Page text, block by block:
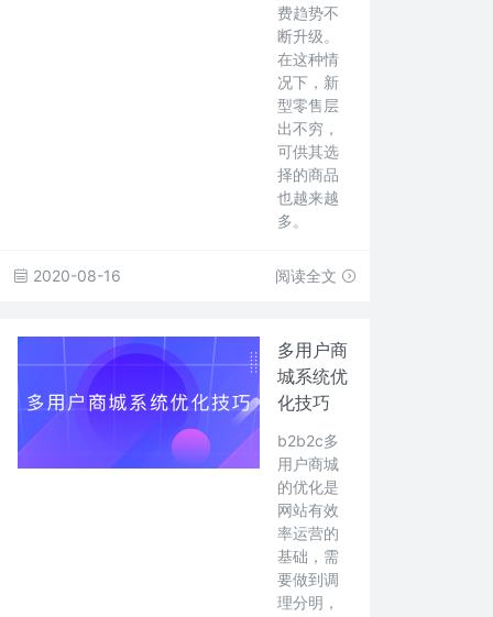
费趋势不
断升级。
在这种情
况下，新
型零售层
出不穷，
可供其选
择的商品
也越来越
多。
2020-08-16 阅读全文
多用户商
城系统优
化技巧
b2b2c多
用户商城
的优化是
网站有效
率运营的
基础，需
要做到调
理分明，